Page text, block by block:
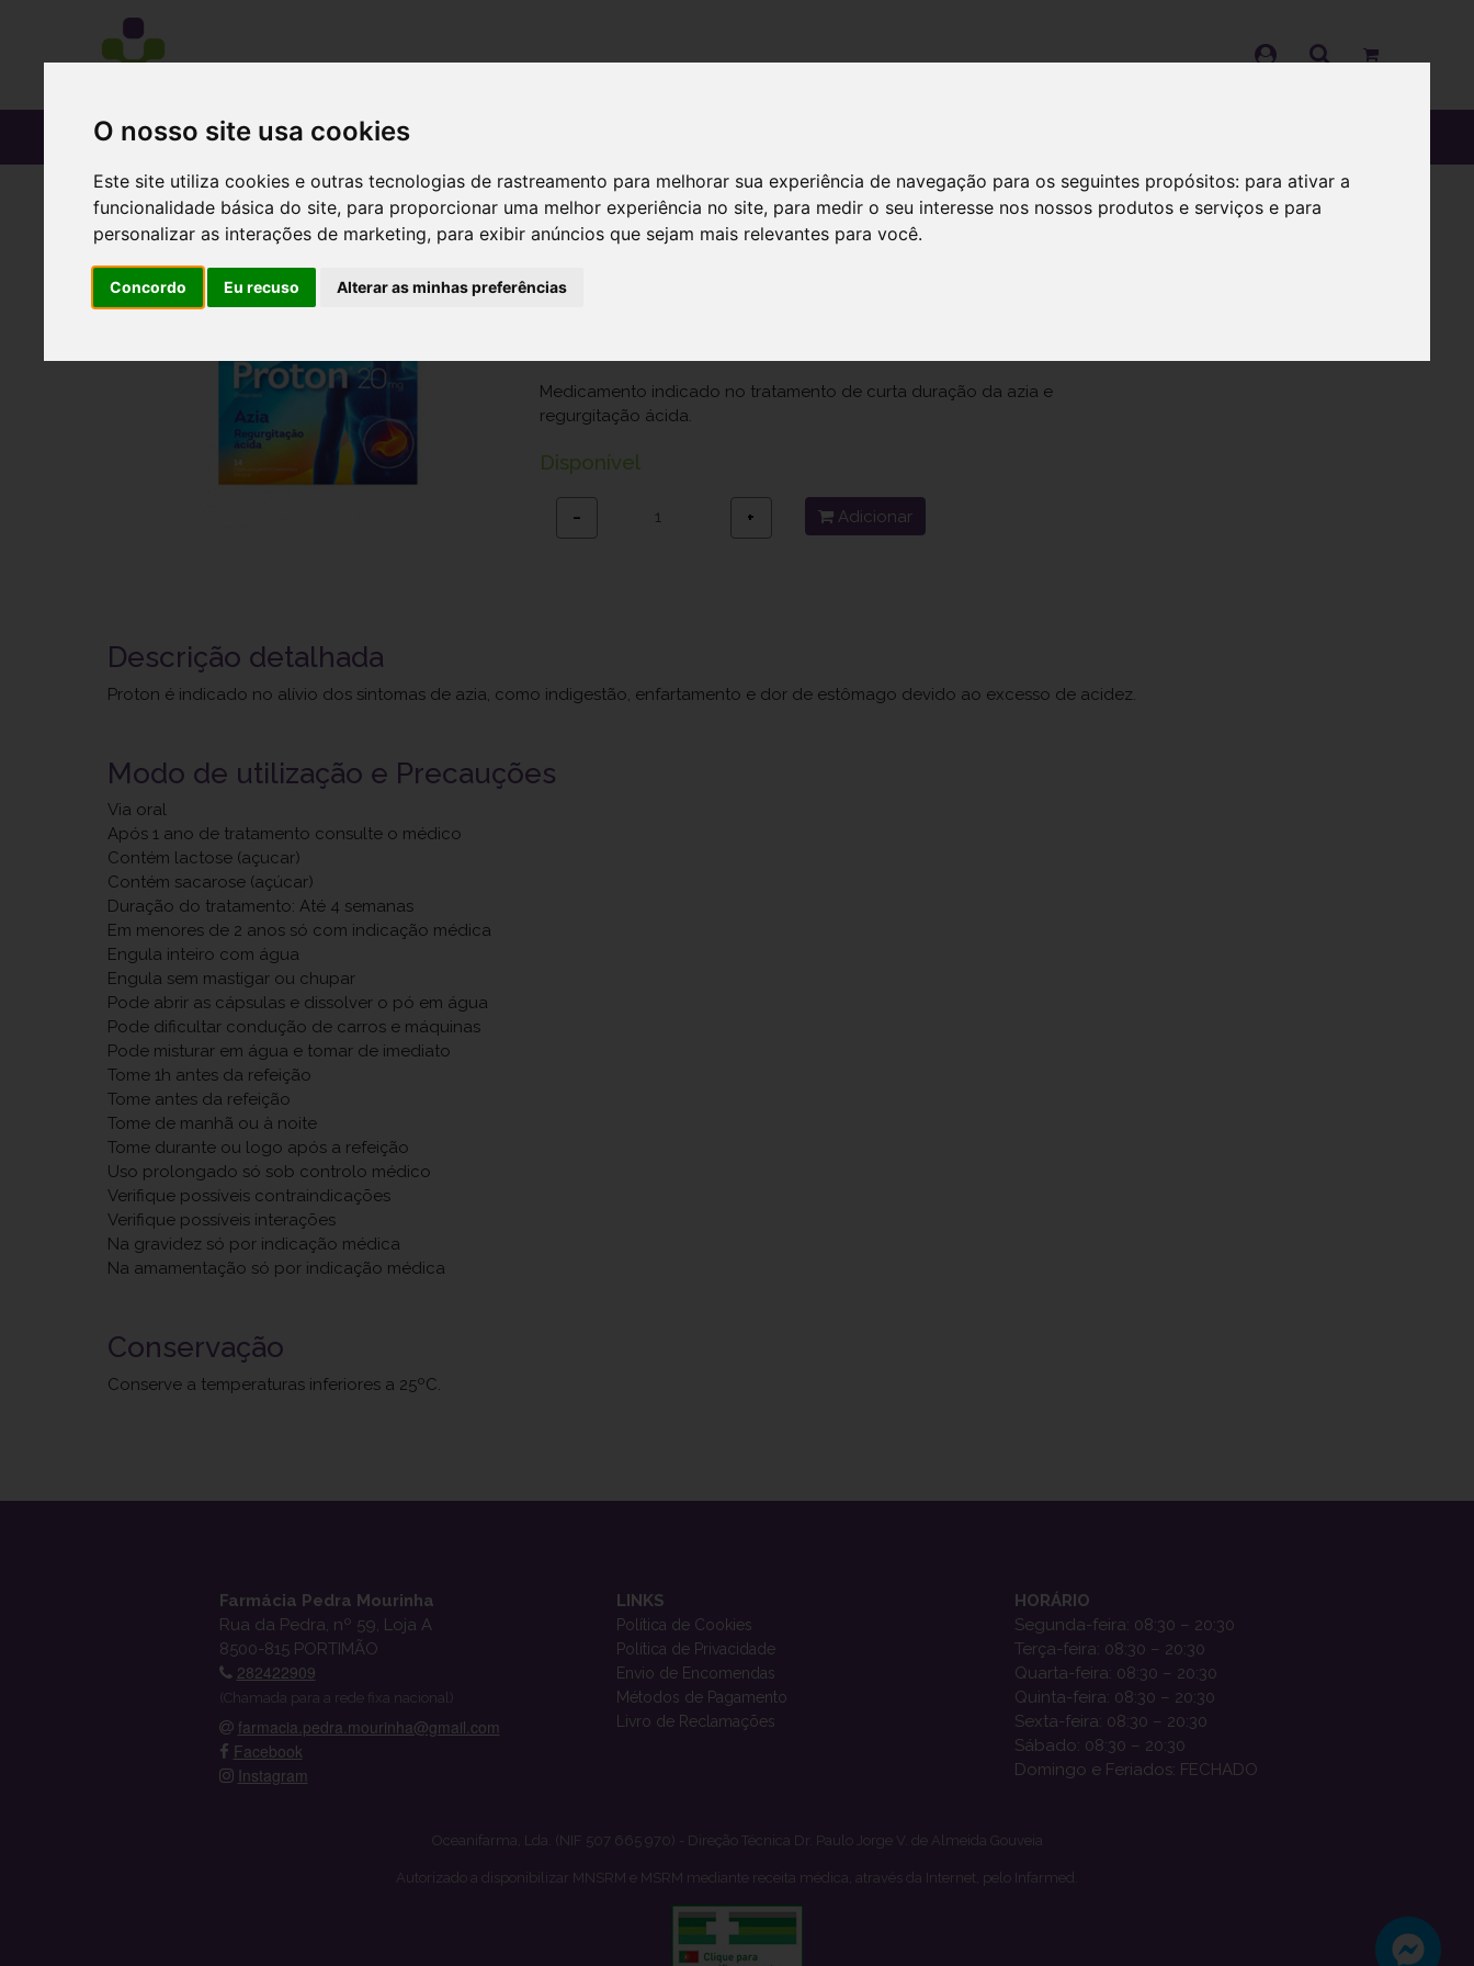
O nosso site usa cookies
Este site utiliza cookies e outras tecnologias de rastreamento para melhorar sua experiência de navegação para os seguintes propósitos: para ativar a
funcionalidade básica do site, para proporcionar uma melhor experiência no site, para medir o seu interesse nos nossos produtos e serviços e para
personalizar as interações de marketing, para exibir anúncios que sejam mais relevantes para você.
Concordo Eu recuso Alterar as minhas preferências
CATÁLOGO
Proton, 20 mg x 14 cáps gastrorresistente
Medinfar Consumer Health - Produtos Farmacêuticos, Lda.
Medicamento indicado no tratamento de curta duração da azia e
regurgitação ácida.
Disponível
− + Adicionar
Descrição detalhada
Proton é indicado no alívio dos sintomas de azia, como indigestão, enfartamento e dor de estômago devido ao excesso de acidez.
Modo de utilização e Precauções
Via oral
Após 1 ano de tratamento consulte o médico
Contém lactose (açucar)
Contém sacarose (açúcar)
Duração do tratamento: Até 4 semanas
Em menores de 2 anos só com indicação médica
Engula inteiro com água
Engula sem mastigar ou chupar
Pode abrir as cápsulas e dissolver o pó em água
Pode dificultar condução de carros e máquinas
Pode misturar em água e tomar de imediato
Tome 1h antes da refeição
Tome antes da refeição
Tome de manhã ou à noite
Tome durante ou logo após a refeição
Uso prolongado só sob controlo médico
Verifique possíveis contraindicações
Verifique possíveis interações
Na gravidez só por indicação médica
Na amamentação só por indicação médica
Conservação
Conserve a temperaturas inferiores a 25ºC.
Farmácia Pedra Mourinha
Rua da Pedra, nº 59, Loja A
8500-815 PORTIMÃO
282422909
(Chamada para a rede fixa nacional)
farmacia.pedra.mourinha@gmail.com
Facebook
Instagram
LINKS
Política de Cookies
Política de Privacidade
Envio de Encomendas
Métodos de Pagamento
Livro de Reclamações
HORÁRIO
Segunda-feira: 08:30 – 20:30
Terça-feira: 08:30 – 20:30
Quarta-feira: 08:30 – 20:30
Quinta-feira: 08:30 – 20:30
Sexta-feira: 08:30 – 20:30
Sábado: 08:30 – 20:30
Domingo e Feriados: FECHADO
Oceanifarma, Lda. (NIF 507 665 970) - Direção Técnica Dr. Paulo Jorge V. de Almeida Gouveia
Autorizado a disponibilizar MNSRM e MSRM mediante receita médica, através da Internet, pelo Infarmed.